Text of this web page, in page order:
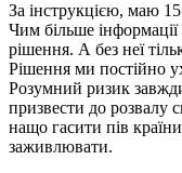
За інструкцією, маю 15
Чим більше
рішення. А без неї
Рішення ми постійно
Розумний ризик
призвести до розвалу
нащо гасити пів
заживлювати.